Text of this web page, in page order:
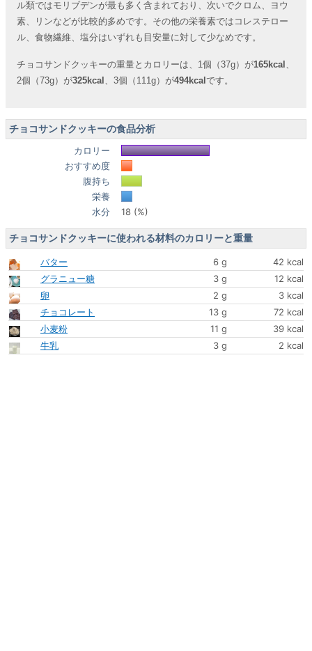
ル類ではモリブデンが最も多く含まれており、次いでクロム、ヨウ
素、リンなどが比較的多めです。その他の栄養素ではコレステロー
ル、食物繊維、塩分はいずれも目安量に対して少なめです。
チョコサンドクッキーの重量とカロリーは、1個（37g）が165kcal 、
2個（73g）が325kcal 、3個（111g）が494kcal です。
チョコサンドクッキーの食品分析
カロリー
おすすめ度
腹持ち
栄養
水分
18 (%)
チョコサンドクッキーに使われる材料のカロリーと重量
バター 6 g
42 kcal
グラニュー糖
3 g
12 kcal
卵
2 g
3 kcal
チョコレート
13 g
72 kcal
小麦粉
11 g
39 kcal
牛乳
3 g 2 kcal